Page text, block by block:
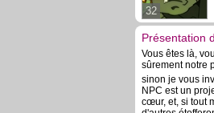
32
Présentation
Vous êtes là,
sûrement notre
sinon je vous
NPC est un
cœur, et, si tout